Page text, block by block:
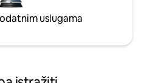
uslugama